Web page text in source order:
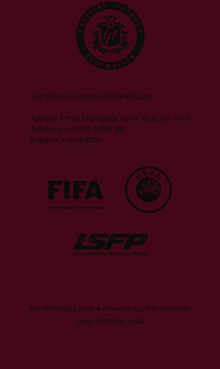
LATVIJAS FUTBOLA FEDERĀCIJA
Adrese: Emiļa Melngaiļa iela 1, Rīga, LV-1010
Telefons: +371 28 5598 98
E-pasts: info@lff.lv
AUTORTIESĪBAS 2026 © ATSAUCE UZ LFF.LV OBLIGĀTA.
LAPAS IZSTRĀDE AURIS